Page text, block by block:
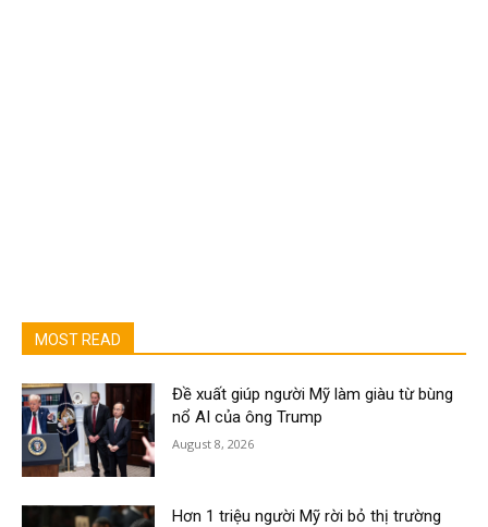
MOST READ
Đề xuất giúp người Mỹ làm giàu từ bùng
nổ AI của ông Trump
August 8, 2026
Hơn 1 triệu người Mỹ rời bỏ thị trường